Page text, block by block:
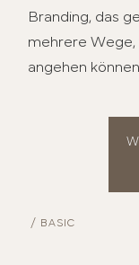
Branding, das
mehrere Wege,
angehen
/ BASIC